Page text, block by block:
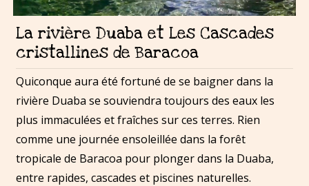
La rivière Duaba et Les Cascades
cristallines de Baracoa
Quiconque aura été fortuné de se baigner dans la
rivière Duaba se souviendra toujours des eaux les
plus immaculées et fraîches sur ces terres. Rien
comme une journée ensoleillée dans la forêt
tropicale de Baracoa pour plonger dans la Duaba,
entre rapides, cascades et piscines naturelles.